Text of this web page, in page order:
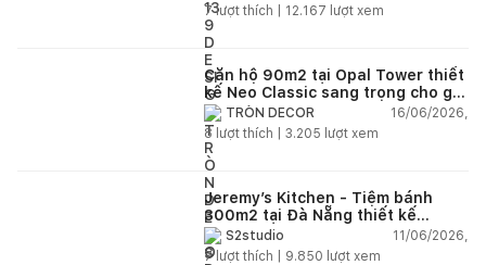
7lượt thích | 12.167 lượt xem
Căn hộ 90m2 tại Opal Tower thiết
kế Neo Classic sang trọng cho gia
đình trẻ
TRÒN DECOR
16/06/2026,
8 lượt thích | 3.205 lượt xem
Jeremy’s Kitchen - Tiệm bánh
300m2 tại Đà Nẵng thiết kế
phong cách công nghiệp hiện đại
ngập tràn ánh sáng tự nhiên
S2studio
11/06/2026,
7lượt thích | 9.850 lượt xem